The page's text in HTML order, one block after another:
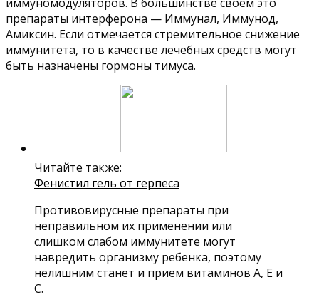
препараты интерферона — Иммунал, Иммунод,
Амиксин. Если отмечается стремительное снижение
иммунитета, то в качестве лечебных средств могут
быть назначены гормоны тимуса.
Читайте также:
Фенистил гель от герпеса
Противовирусные препараты при
неправильном их применении или
слишком слабом иммунитете могут
навредить организму ребенка, поэтому
нелишним станет и прием витаминов А, Е и
С.